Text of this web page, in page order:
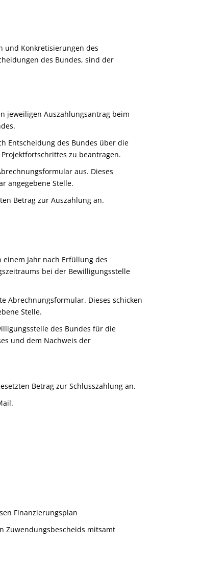
und Konkretisierungen des
des Bundes, sind der
jeweiligen Auszahlungsantrag beim
Entscheidung des Bundes über die
Projektfortschrittes zu beantragen.
aus. Dieses
angegebene Stelle.
Betrag zur Auszahlung an.
einem Jahr nach Erfüllung des
raums bei der Bewilligungsstelle
Abrechnungsformular. Dieses schicken
Stelle.
des Bundes für die
und dem Nachweis der
Betrag zur Schlusszahlung an.
Finanzierungsplan
Zuwendungsbescheids mitsamt